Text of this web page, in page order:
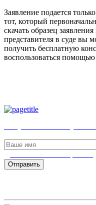
Заявление подается
тот, который
скачать образец
представителя в суде вы
получить бесплатную
воспользоваться
Отправить